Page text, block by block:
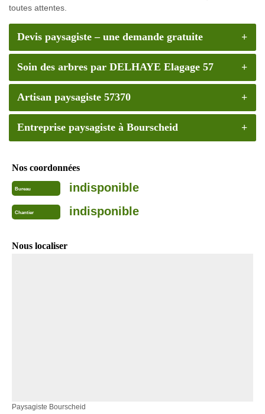
toutes attentes.
Devis paysagiste – une demande gratuite
Soin des arbres par DELHAYE Elagage 57
Artisan paysagiste 57370
Entreprise paysagiste à Bourscheid
Nos coordonnées
Bureau indisponible
Chantier indisponible
Nous localiser
Paysagiste Bourscheid